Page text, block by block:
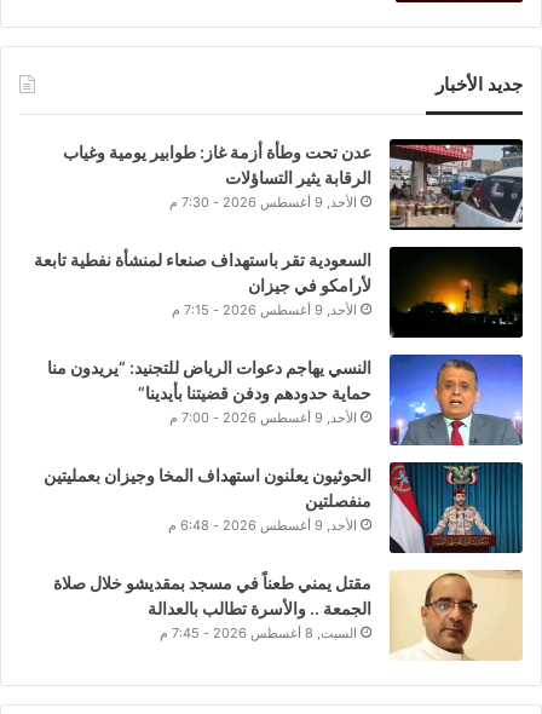
جديد الأخبار
عدن تحت وطأة أزمة غاز: طوابير يومية وغياب
الرقابة يثير التساؤلات
الأحد, 9 أغسطس 2026 - 7:30 م
السعودية تقر باستهداف صنعاء لمنشأة نفطية تابعة
لأرامكو في جيزان
الأحد, 9 أغسطس 2026 - 7:15 م
النسي يهاجم دعوات الرياض للتجنيد: “يريدون منا
حماية حدودهم ودفن قضيتنا بأيدينا”
الأحد, 9 أغسطس 2026 - 7:00 م
الحوثيون يعلنون استهداف المخا وجيزان بعمليتين
منفصلتين
الأحد, 9 أغسطس 2026 - 6:48 م
مقتل يمني طعناً في مسجد بمقديشو خلال صلاة
الجمعة .. والأسرة تطالب بالعدالة
السبت, 8 أغسطس 2026 - 7:45 م